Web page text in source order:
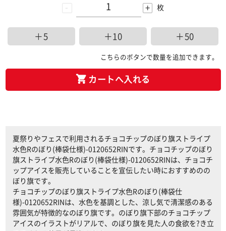
- + 枚
＋5 ＋10 ＋50
こちらのボタンで数量を追加できます。
カートへ入れる
夏祭りやフェスで利用されるチョコチップのぼり旗ストライプ
水色Rのぼり(棒袋仕様)-0120652RINです。チョコチップのぼり
旗ストライプ水色Rのぼり(棒袋仕様)-0120652RINは、チョコチ
ップアイスを販売していることを宣伝したい時におすすめのの
ぼり旗です。
チョコチップのぼり旗ストライプ水色Rのぼり(棒袋仕
様)-0120652RINは、水色を基調とした、涼し気で清潔感のある
雰囲気が特徴的なのぼり旗です。のぼり旗下部のチョコチップ
アイスのイラストがリアルで、のぼり旗を見た人の食欲を?き立